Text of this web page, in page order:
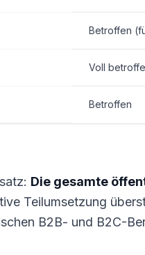
Betroffen
Voll
Betroffen
Die gesamte
Teilumsetzung
B2B- und B2C-